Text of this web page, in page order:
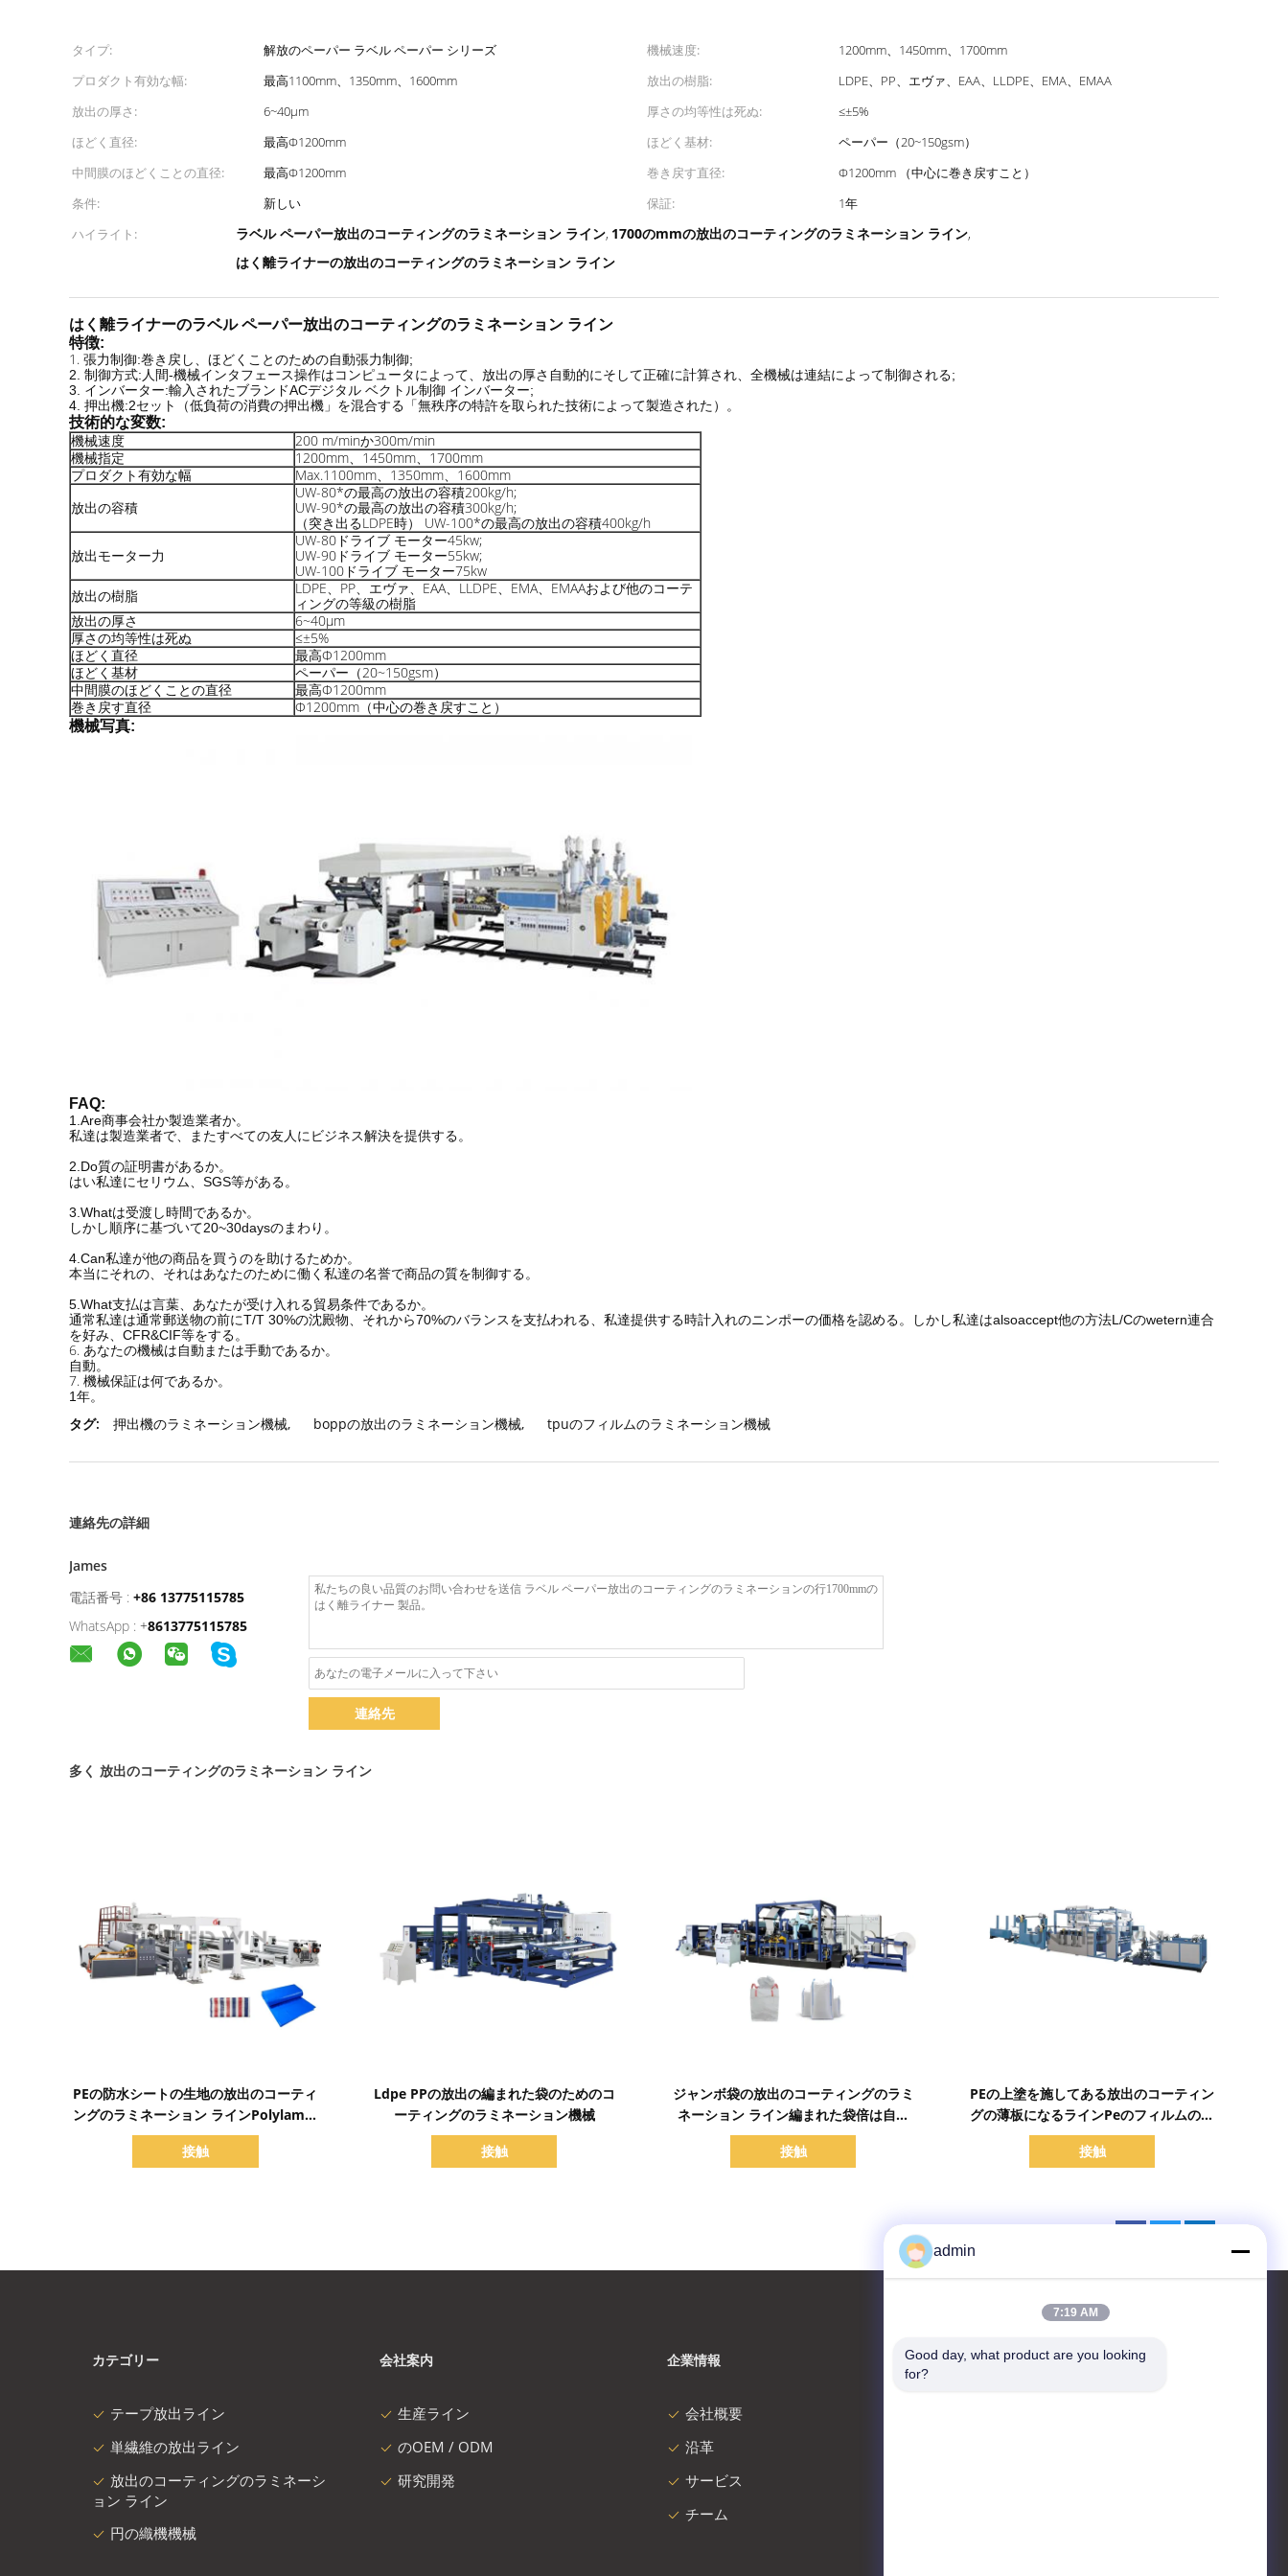
タイプ: 解放のペーパー ラベル ペーパー シリーズ 機械速度:
1200mm、1450mm、1700mm
プロダクト有効な幅:
最高1100mm、1350mm、1600mm 放出の樹脂:
LDPE、PP、エヴァ、EAA、LLDPE、EMA、EMAA
放出の厚さ:
6~40μm 厚さの均等性は死ぬ:
≤±5%
ほどく直径:
最高Φ1200mm ほどく基材:
ペーパー（20~150gsm）
中間膜のほどくことの直径:
最高Φ1200mm 巻き戻す直径:
Φ1200mm （中心に巻き戻すこと）
条件:
新しい 保証:
1年
ハイライト:
ラベル ペーパー放出のコーティングのラミネーション ライン, 1700のmmの放出のコーティングのラミネーション ライン,
はく離ライナーの放出のコーティングのラミネーション ライン
はく離ライナーのラベル ペーパー放出のコーティングのラミネーション ライン
特徴:
1. 張力制御:巻き戻し、ほどくことのための自動張力制御;
2. 制御方式:人間-機械インタフェース操作はコンピュータによって、放出の厚さ自動的にそして正確に計算され、全機械は連結によって制御される;
3. インバーター:輸入されたブランドACデジタル ベクトル制御 インバーター;
4. 押出機:2セット（低負荷の消費の押出機」を混合する「無秩序の特許を取られた技術によって製造された）。
技術的な変数:
機械速度 200 m/minか300m/min
機械指定
1200mm、1450mm、1700mm
プロダクト有効な幅
Max.1100mm、1350mm、1600mm
放出の容積
UW-80*の最高の放出の容積200kg/h;
UW-90*の最高の放出の容積300kg/h;
（突き出るLDPE時） UW-100*の最高の放出の容積400kg/h
放出モーター力
UW-80ドライブ モーター45kw;
UW-90ドライブ モーター55kw;
UW-100ドライブ モーター75kw
放出の樹脂
LDPE、PP、エヴァ、EAA、LLDPE、EMA、EMAAおよび他のコーテ
ィングの等級の樹脂
放出の厚さ
6~40μm
厚さの均等性は死ぬ
≤±5%
ほどく直径
最高Φ1200mm
ほどく基材
ペーパー（20~150gsm）
中間膜のほどくことの直径
最高Φ1200mm
巻き戻す直径
Φ1200mm（中心の巻き戻すこと）
機械写真:
FAQ:
1.Are商事会社か製造業者か。
私達は製造業者で、またすべての友人にビジネス解決を提供する。
2.Do質の証明書があるか。
はい私達にセリウム、SGS等がある。
3.Whatは受渡し時間であるか。
しかし順序に基づいて20~30daysのまわり。
4.Can私達が他の商品を買うのを助けるためか。
本当にそれの、それはあなたのために働く私達の名誉で商品の質を制御する。
5.What支払は言葉、あなたが受け入れる貿易条件であるか。
通常私達は通常郵送物の前にT/T 30%の沈殿物、それから70%のバランスを支払われる、私達提供する時計入れのニンポーの価格を認める。しかし私達はalsoaccept他の方法L/Cのwetern連合
を好み、CFR&CIF等をする。
6. あなたの機械は自動または手動であるか。
自動。
7. 機械保証は何であるか。
1年。
タグ: 押出機のラミネーション機械, boppの放出のラミネーション機械, tpuのフィルムのラミネーション機械
連絡先の詳細
James
電話番号 : +86 13775115785
WhatsApp : +8613775115785
連絡先
多く 放出のコーティングのラミネーション ライン
詳細を表示
PEの防水シートの生地の放出のコーティ
ングのラミネーション ラインPolylamの
放出のラミネーションの植物
接触
Ldpe PPの放出の編まれた袋のためのコ
ーティングのラミネーション機械
接触
詳細を表示
ジャンボ袋の放出のコーティングのラミ
ネーション ライン編まれた袋倍は自動
Aligingのフィルムのコータ味方した
接触
詳細を表示
PEの上塗を施してある放出のコーティン
グの薄板になるラインPeのフィルムの薄
板になる機械150m/min
接触
カテゴリー
テープ放出ライン
単繊維の放出ライン
放出のコーティングのラミネーシ
ョン ライン
円の織機機械
会社案内
生産ライン
のOEM / ODM
研究開発
企業情報
会社概要
沿革
サービス
チーム
お問い合わせ
admin
7:19 AM
Good day, what product are you looking
for?